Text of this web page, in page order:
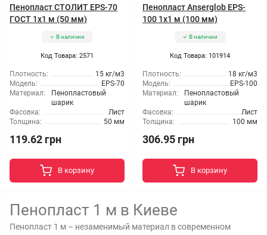
Пенопласт СТОЛИТ EPS-70
ГОСТ 1x1 м (50 мм)
В наличии
Код Товара: 2571
Плотность:
15 кг/м3
Модель:
EPS-70
Материал:
Пенопластовый
шарик
Фасовка:
Лист
Толщина:
50 мм
119.62 грн
В корзину
Пенопласт Anserglob EPS-
100 1x1 м (100 мм)
В наличии
Код Товара: 101914
Плотность:
18 кг/м3
Модель:
EPS-100
Материал:
Пенопластовый
шарик
Фасовка:
Лист
Толщина:
100 мм
306.95 грн
В корзину
Пенопласт 1 м в Киеве
Пенопласт 1 м – незаменимый материал в современном